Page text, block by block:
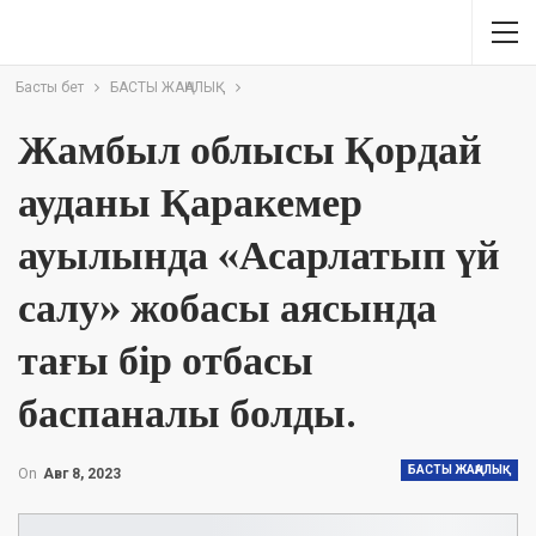
Басты бет БАСТЫ ЖАҢАЛЫҚ
Жамбыл облысы Қордай
ауданы Қаракемер
ауылында «Асарлатып үй
салу» жобасы аясында
тағы бір отбасы
баспаналы болды.
БАСТЫ ЖАҢАЛЫҚ
On Авг 8, 2023